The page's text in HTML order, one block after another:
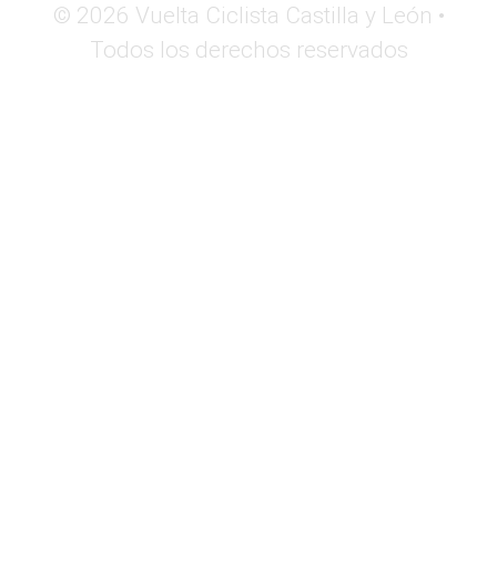
© 2026 Vuelta Ciclista Castilla y León •
Todos los derechos reservados